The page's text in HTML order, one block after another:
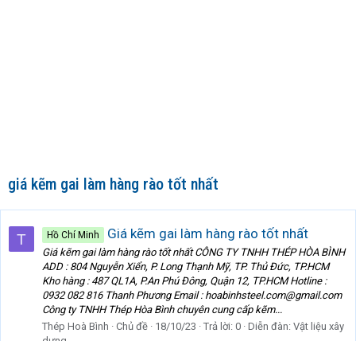
giá kẽm gai làm hàng rào tốt nhất
T Hồ Chí Minh Giá kẽm gai làm hàng rào tốt nhất
Giá kẽm gai làm hàng rào tốt nhất CÔNG TY TNHH THÉP HÒA BÌNH
ADD : 804 Nguyễn Xiển, P. Long Thạnh Mỹ, TP. Thủ Đức, TP.HCM
Kho hàng : 487 QL1A, P.An Phú Đông, Quận 12, TP.HCM Hotline :
0932 082 816 Thanh Phương Email : hoabinhsteel.com@gmail.com
Công ty TNHH Thép Hòa Bình chuyên cung cấp kẽm...
Thép Hoà Bình
Chủ đề 18/10/23 Trả lời: 0 Diễn đàn: Vật liệu xây